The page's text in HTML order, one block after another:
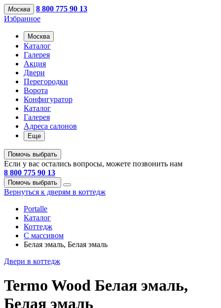
Москва
8 800 775 90 13
Избранное
Москва
Каталог
Галерея
Акция
Двери
Перегородки
Ворота
Конфигуратор
Каталог
Галерея
Адреса салонов
Еще
Помочь выбрать
Если у вас остались вопросы, можете позвонить нам
8 800 775 90 13
Помочь выбрать
Вернуться к дверям в коттедж
Portalle
Каталог
Коттедж
С массивом
Белая эмаль, Белая эмаль
Двери в коттедж
Termo Wood Белая эмаль,
Белая эмаль